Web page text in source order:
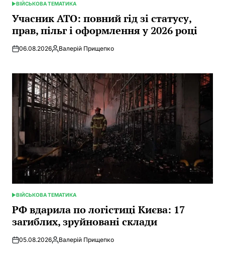
POSTED
IN
ВІЙСЬКОВА ТЕМАТИКА
Учасник АТО: повний гід зі статусу,
прав, пільг і оформлення у 2026 році
06.08.2026Posted
Валерій Прищепко
POSTED
IN
ВІЙСЬКОВА ТЕМАТИКА
РФ вдарила по логістиці Києва: 17
загиблих, зруйновані склади
05.08.2026Posted
Валерій Прищепко